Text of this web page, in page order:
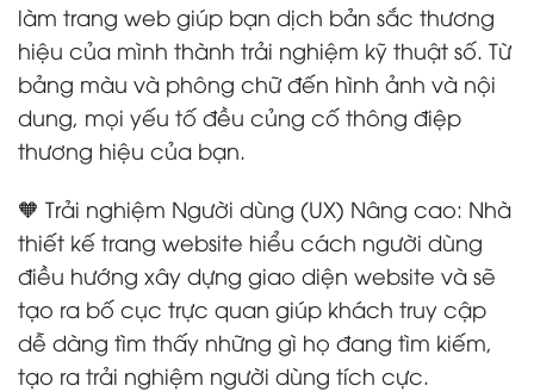
làm trang web giúp bạn dịch bản sắc thương
hiệu của mình thành trải nghiệm kỹ thuật số. Từ
bảng màu và phông chữ đến hình ảnh và nội
dung, mọi yếu tố đều củng cố thông điệp
thương hiệu của bạn.
🧡 Trải nghiệm Người dùng (UX) Nâng cao: Nhà
thiết kế trang website hiểu cách người dùng
điều hướng xây dựng giao diện website và sẽ
tạo ra bố cục trực quan giúp khách truy cập
dễ dàng tìm thấy những gì họ đang tìm kiếm,
tạo ra trải nghiệm người dùng tích cực.